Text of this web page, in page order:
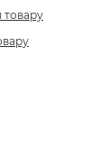
товару